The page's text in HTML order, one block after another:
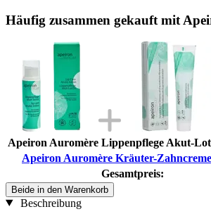
Häufig zusammen gekauft mit
Apeiron Auromère Lippenpflege Akut-
Apeiron Auromère Kräuter-
Gesamtpreis:
Beide in den Warenkorb
Beschreibung